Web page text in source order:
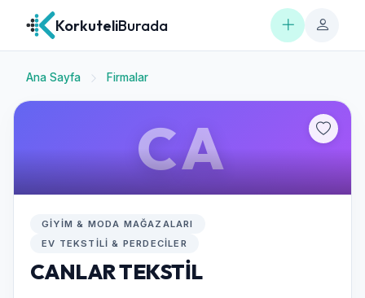
KorkuteliBurada
Ana Sayfa Firmalar
CA
GIYIM & MODA MAĞAZALARI
EV TEKSTILI & PERDECILER
CANLAR TEKSTİL